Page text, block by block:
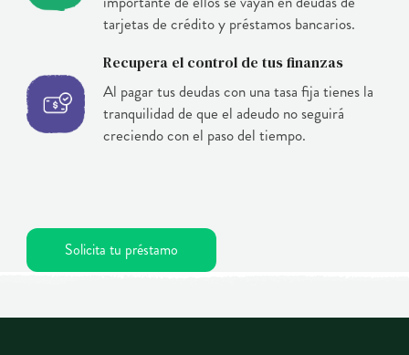
tarjetas de crédito y préstamos bancarios.
Recupera el control de tus finanzas
Al pagar tus deudas con una tasa fija tienes la
tranquilidad de que el adeudo no seguirá
creciendo con el paso del tiempo.
Solicita tu préstamo